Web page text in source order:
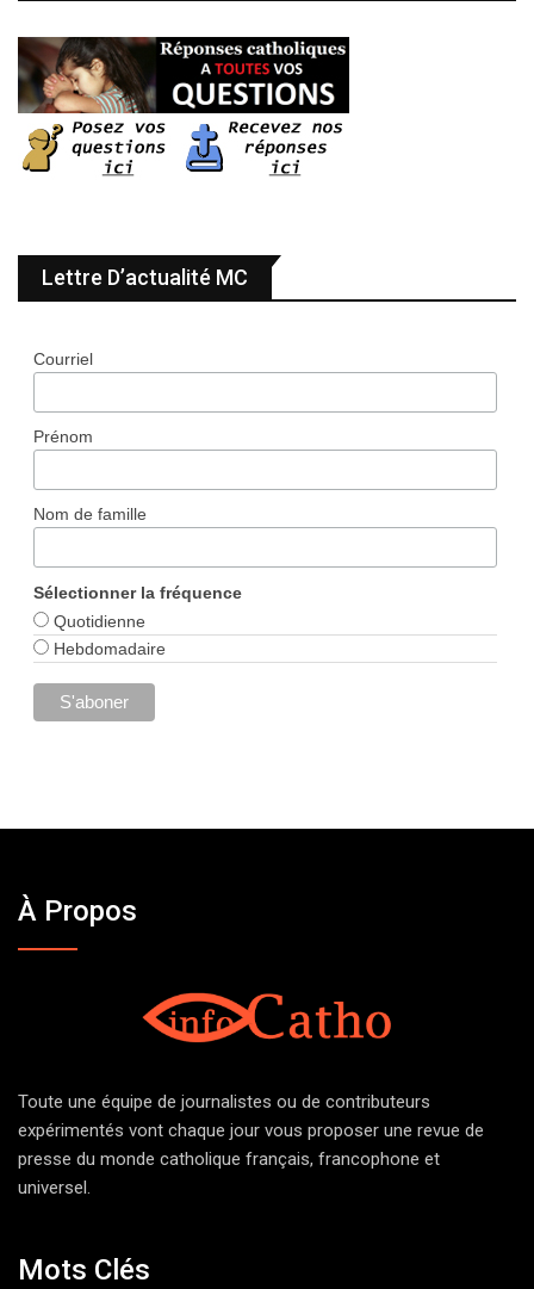
Lettre D’actualité MC
Courriel
Prénom
Nom de famille
Sélectionner la fréquence
Quotidienne
Hebdomadaire
À Propos
Toute une équipe de journalistes ou de contributeurs
expérimentés vont chaque jour vous proposer une revue de
presse du monde catholique français, francophone et
universel.
Mots Clés